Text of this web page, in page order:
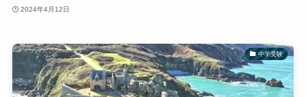
2024年4月12日
中学受験